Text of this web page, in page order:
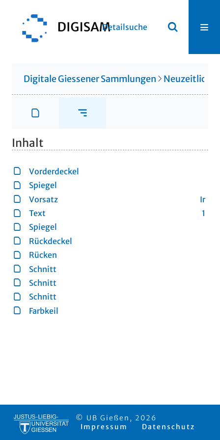
Detailsuche
Digitale Giessener Sammlungen Neuzeitliche
Inhalt
Vorderdeckel
Spiegel
Ir
Vorsatz
1
Text
Spiegel
Rückdeckel
Rücken
Schnitt
Schnitt
Schnitt
Farbkeil
© UB Gießen, 2026
Impressum
Datenschutz